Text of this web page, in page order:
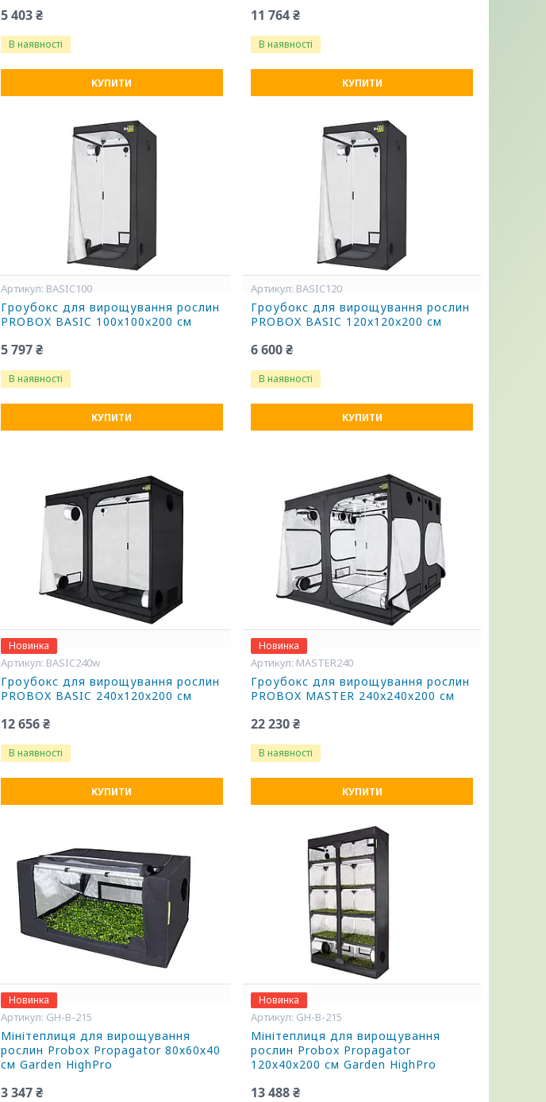
5 403 ₴
В наявності
КУПИТИ
11 764 ₴
В наявності
КУПИТИ
BASIC100
Гроубокс для вирощування рослин
PROBOX BASIC 100x100x200 см
5 797 ₴
В наявності
КУПИТИ
BASIC120
Гроубокс для вирощування рослин
PROBOX BASIC 120x120x200 см
6 600 ₴
В наявності
КУПИТИ
Новинка
BASIC240w
Гроубокс для вирощування рослин
PROBOX BASIC 240x120x200 см
12 656 ₴
В наявності
КУПИТИ
Новинка
MASTER240
Гроубокс для вирощування рослин
PROBOX MASTER 240x240x200 см
22 230 ₴
В наявності
КУПИТИ
Новинка
GH-B-215
Мінітеплиця для вирощування
рослин Probox Propagator 80х60х40
см Garden HighPro
3 347 ₴
Новинка
GH-B-215
Мінітеплиця для вирощування
рослин Probox Propagator
120х40х200 см Garden HighPro
13 488 ₴